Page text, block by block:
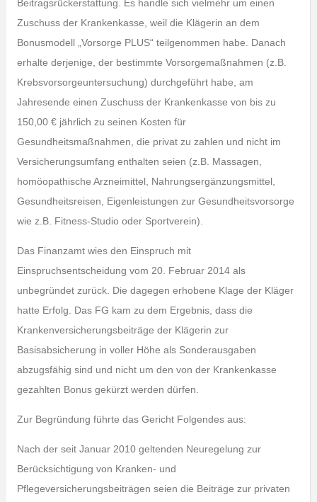
Beitragsrückerstattung. Es handle sich vielmehr um einen
Zuschuss der Krankenkasse, weil die Klägerin an dem
Bonusmodell „Vorsorge PLUS“ teilgenommen habe. Danach
erhalte derjenige, der bestimmte Vorsorgemaßnahmen (z.B.
Krebsvorsorgeuntersuchung) durchgeführt habe, am
Jahresende einen Zuschuss der Krankenkasse von bis zu
150,00 € jährlich zu seinen Kosten für
Gesundheitsmaßnahmen, die privat zu zahlen und nicht im
Versicherungsumfang enthalten seien (z.B. Massagen,
homöopathische Arzneimittel, Nahrungsergänzungsmittel,
Gesundheitsreisen, Eigenleistungen zur Gesundheitsvorsorge
wie z.B. Fitness-Studio oder Sportverein).
Das Finanzamt wies den Einspruch mit
Einspruchsentscheidung vom 20. Februar 2014 als
unbegründet zurück. Die dagegen erhobene Klage der Kläger
hatte Erfolg. Das FG kam zu dem Ergebnis, dass die
Krankenversicherungsbeiträge der Klägerin zur
Basisabsicherung in voller Höhe als Sonderausgaben
abzugsfähig sind und nicht um den von der Krankenkasse
gezahlten Bonus gekürzt werden dürfen.
Zur Begründung führte das Gericht Folgendes aus:
Nach der seit Januar 2010 geltenden Neuregelung zur
Berücksichtigung von Kranken- und
Pflegeversicherungsbeiträgen seien die Beiträge zur privaten